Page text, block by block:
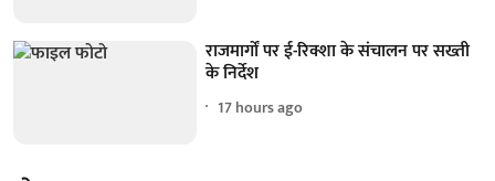
राजमार्गों पर ई-रिक्शा के संचालन पर सख्ती
के निर्देश
17 hours ago